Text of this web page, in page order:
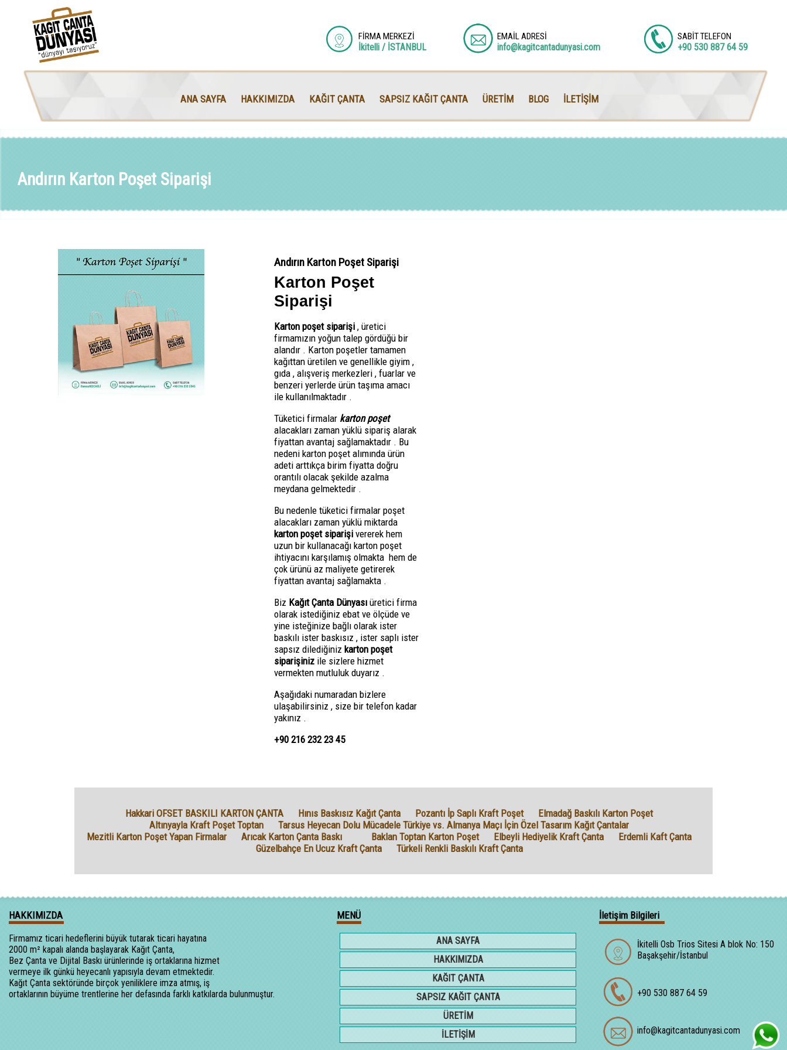
FİRMA MERKEZİ
İkitelli / İSTANBUL
EMAİL ADRESİ
info@kagitcantadunyasi.com
SABİT TELEFON
+90 530 887 64 59
ANA SAYFA HAKKIMIZDA KAĞIT ÇANTA SAPSIZ KAĞIT ÇANTA ÜRETİM BLOG İLETİŞİM
Andırın Karton Poşet Siparişi
Andırın Karton Poşet Siparişi
Karton Poşet
Siparişi
Karton poşet siparişi , üretici
firmamızın yoğun talep gördüğü bir
alandır . Karton poşetler tamamen
kağıttan üretilen ve genellikle giyim ,
gıda , alışveriş merkezleri , fuarlar ve
benzeri yerlerde ürün taşıma amacı
ile kullanılmaktadır .
Tüketici firmalar karton poşet
alacakları zaman yüklü sipariş alarak
fiyattan avantaj sağlamaktadır . Bu
nedeni karton poşet alımında ürün
adeti arttıkça birim fiyatta doğru
orantılı olacak şekilde azalma
meydana gelmektedir .
Bu nedenle tüketici firmalar poşet
alacakları zaman yüklü miktarda
karton poşet siparişi vererek hem
uzun bir kullanacağı karton poşet
ihtiyacını karşılamış olmakta hem de
çok ürünü az maliyete getirerek
fiyattan avantaj sağlamakta .
Biz Kağıt Çanta Dünyası üretici firma
olarak istediğiniz ebat ve ölçüde ve
yine isteğinize bağlı olarak ister
baskılı ister baskısız , ister saplı ister
sapsız dilediğiniz karton poşet
siparişiniz ile sizlere hizmet
vermekten mutluluk duyarız .
Aşağıdaki numaradan bizlere
ulaşabilirsiniz , size bir telefon kadar
yakınız .
+90 216 232 23 45
Hakkari OFSET BASKILI KARTON ÇANTA Hınıs Baskısız Kağıt Çanta Pozantı İp Saplı Kraft Poşet
Elmadağ Baskılı Karton Poşet
Altınyayla Kraft Poşet Toptan
Tarsus Heyecan Dolu Mücadele Türkiye vs. Almanya Maçı İçin Özel Tasarım Kağıt Çantalar
Mezitli Karton Poşet Yapan Firmalar
Arıcak Karton Çanta Baskı Baklan Toptan Karton Poşet Elbeyli Hediyelik Kraft Çanta
Erdemli Kaft Çanta
Güzelbahçe En Ucuz Kraft Çanta
Türkeli Renkli Baskılı Kraft Çanta
HAKKIMIZDA
Firmamız ticari hedeflerini büyük tutarak ticari hayatına
2000 m² kapalı alanda başlayarak Kağıt Çanta,
Bez Çanta ve Dijital Baskı ürünlerinde iş ortaklarına hizmet
vermeye ilk günkü heyecanlı yapısıyla devam etmektedir.
Kağıt Çanta sektöründe birçok yeniliklere imza atmış, iş
ortaklarının büyüme trentlerine her defasında farklı katkılarda bulunmuştur.
MENÜ
ANA SAYFA
HAKKIMIZDA
KAĞIT ÇANTA
SAPSIZ KAĞIT ÇANTA
ÜRETİM
İLETİŞİM
İletişim Bilgileri
İkitelli Osb Trios Sitesi A blok No: 150
Başakşehir/İstanbul
+90 530 887 64 59
info@kagitcantadunyasi.com